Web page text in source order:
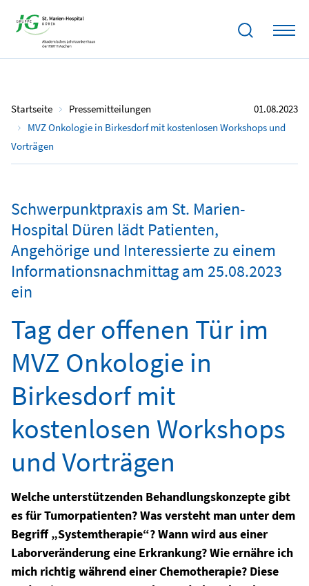
Startseite
Pressemitteilungen
MVZ Onkologie in Birkesdorf mit kostenlosen Workshops und
Vorträgen
01.08.2023
Schwerpunktpraxis am St. Marien-
Hospital Düren lädt Patienten,
Angehörige und Interessierte zu einem
Informationsnachmittag am 25.08.2023
ein
Tag der offenen Tür im
MVZ Onkologie in
Birkesdorf mit
kostenlosen Workshops
und Vorträgen
Welche unterstützenden Behandlungskonzepte gibt
es für Tumorpatienten? Was versteht man unter dem
Begriff „Systemtherapie“? Wann wird aus einer
Laborveränderung eine Erkrankung? Wie ernähre ich
mich richtig während einer Chemotherapie? Diese